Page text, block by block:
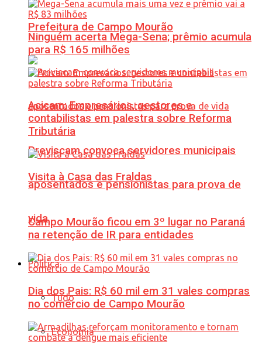
Prefeitura de Campo Mourão
Previscam convoca servidores municipais
aposentados e pensionistas para prova de
vida
Política
Tudo
Economia
Ninguém acerta Mega-Sena; prêmio acumula
para R$ 165 milhões
Acicam: Empresários, gestores e
contabilistas em palestra sobre Reforma
Tributária
Visita à Casa das Fraldas
Campo Mourão ficou em 3º lugar no Paraná
na retenção de IR para entidades
Dia dos Pais: R$ 60 mil em 31 vales compras
no comércio de Campo Mourão